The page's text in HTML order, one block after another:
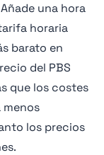
una hora
horaria
barato en
del PBS
que los costes
menos
los precios